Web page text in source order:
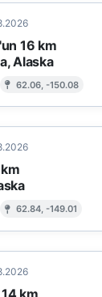
16 km
Alaska
62.06, -150.08
62.84, -149.01
km